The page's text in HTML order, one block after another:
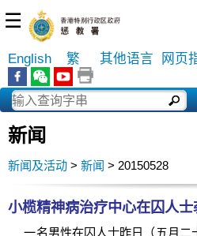
☰
English 繁 其他语言 网页
新闻
新闻及活动 > 新闻 > 20150528
小榄精神病治疗中心在囚人
一名男性在囚人士昨日（五月二